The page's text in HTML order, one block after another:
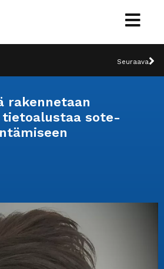
Seuraava
rakennetaan
sote-